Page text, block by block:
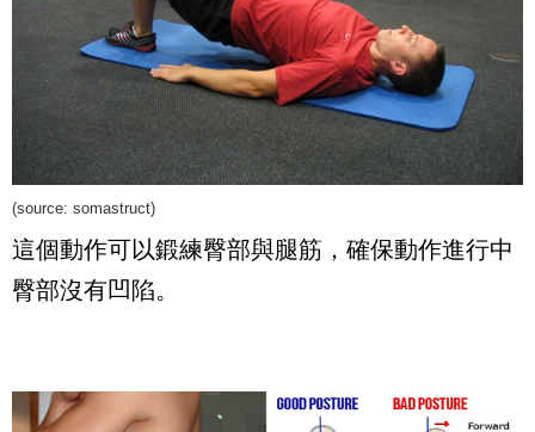
(source: somastruct)
這個動作可以鍛練臀部與腿筋，確保動作進行中
臀部沒有凹陷。